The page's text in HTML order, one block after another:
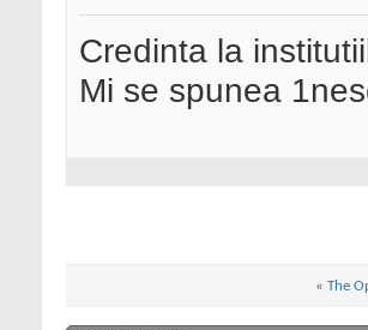
Credinta la
Mi se spunea
« The